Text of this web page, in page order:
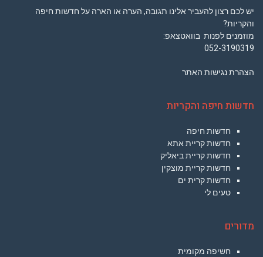
יש לכם רצון להעביר אלינו תגובה, הערה או הארה על חדשות חיפה
והקריות?
מוזמנים לפנות בוואטצאפ:
052-3190319
הצהרת נגישות האתר
חדשות חיפה והקריות
חדשות חיפה
חדשות קריית אתא
חדשות קריית ביאליק
חדשות קריית מוצקין
חדשות קרית ים
טעים לי
מדורים
חשיפה מקומית